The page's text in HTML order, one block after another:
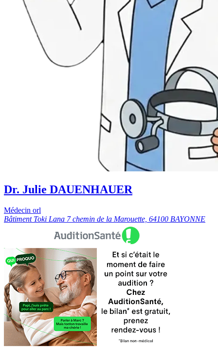
Dr. Julie DAUENHAUER
Médecin orl
Bâtiment Toki Lana 7 chemin de la Marouette, 64100 BAYONNE